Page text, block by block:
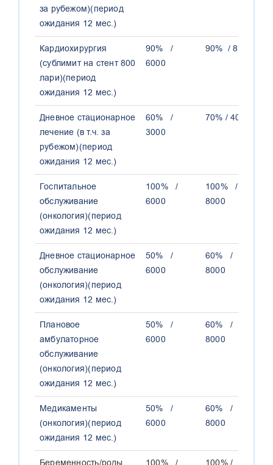
за рубежом)(период
ожидания 12 мес.)
Кардиохирургия
(сублимит на стент 800
лари)(период
ожидания 12 мес.)
90% /
6000
90% / 8000
Дневное стационарное
лечение (в т.ч. за
рубежом)(период
ожидания 12 мес.)
60% /
3000
70% / 4000
Госпитальное
обслуживание
(онкология)(период
ожидания 12 мес.)
100% /
6000
100% /
8000
Дневное стационарное
обслуживание
(онкология)(период
ожидания 12 мес.)
50% /
6000
60% /
8000
Плановое
амбулаторное
обслуживание
(онкология)(период
ожидания 12 мес.)
50% /
6000
60% /
8000
Медикаменты
(онкология)(период
ожидания 12 мес.)
50% /
6000
60% /
8000